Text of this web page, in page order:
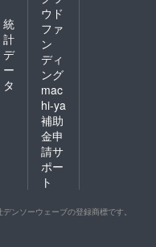
統
計
デ
ー
タ
ウド
ファ
ン
ディ
ング
mac
hi-ya
補助
金申
請サ
ポー
ト
デンソーウェーブの登録商標です。